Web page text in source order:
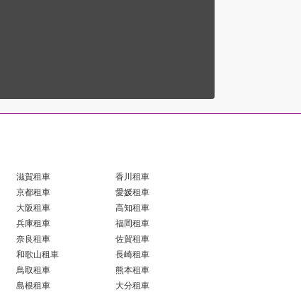
滋賀租車
京都租車
大阪租車
兵庫租車
奈良租車
和歌山租車
鳥取租車
島根租車
香川租車
愛媛租車
高知租車
福岡租車
佐賀租車
長崎租車
熊本租車
大分租車